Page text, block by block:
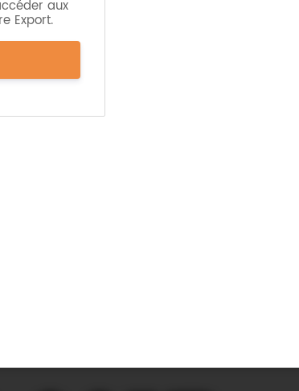
aux
Export.la teneur en œufs ou de
de terre
viable en tant que